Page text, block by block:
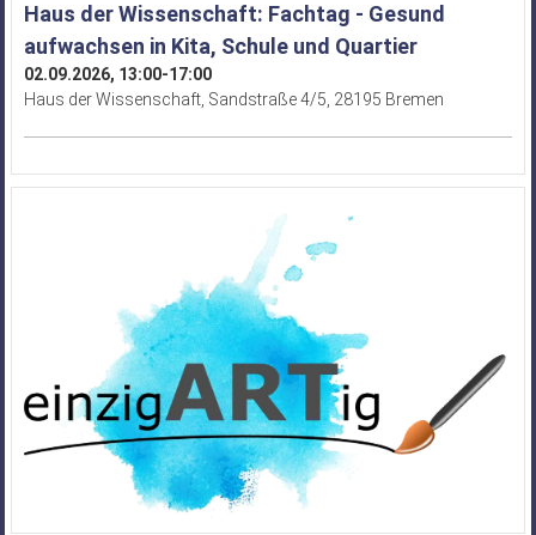
Haus der Wissenschaft: Fachtag - Gesund
aufwachsen in Kita, Schule und Quartier
02.09.2026, 13:00-17:00
Haus der Wissenschaft, Sandstraße 4/5, 28195 Bremen